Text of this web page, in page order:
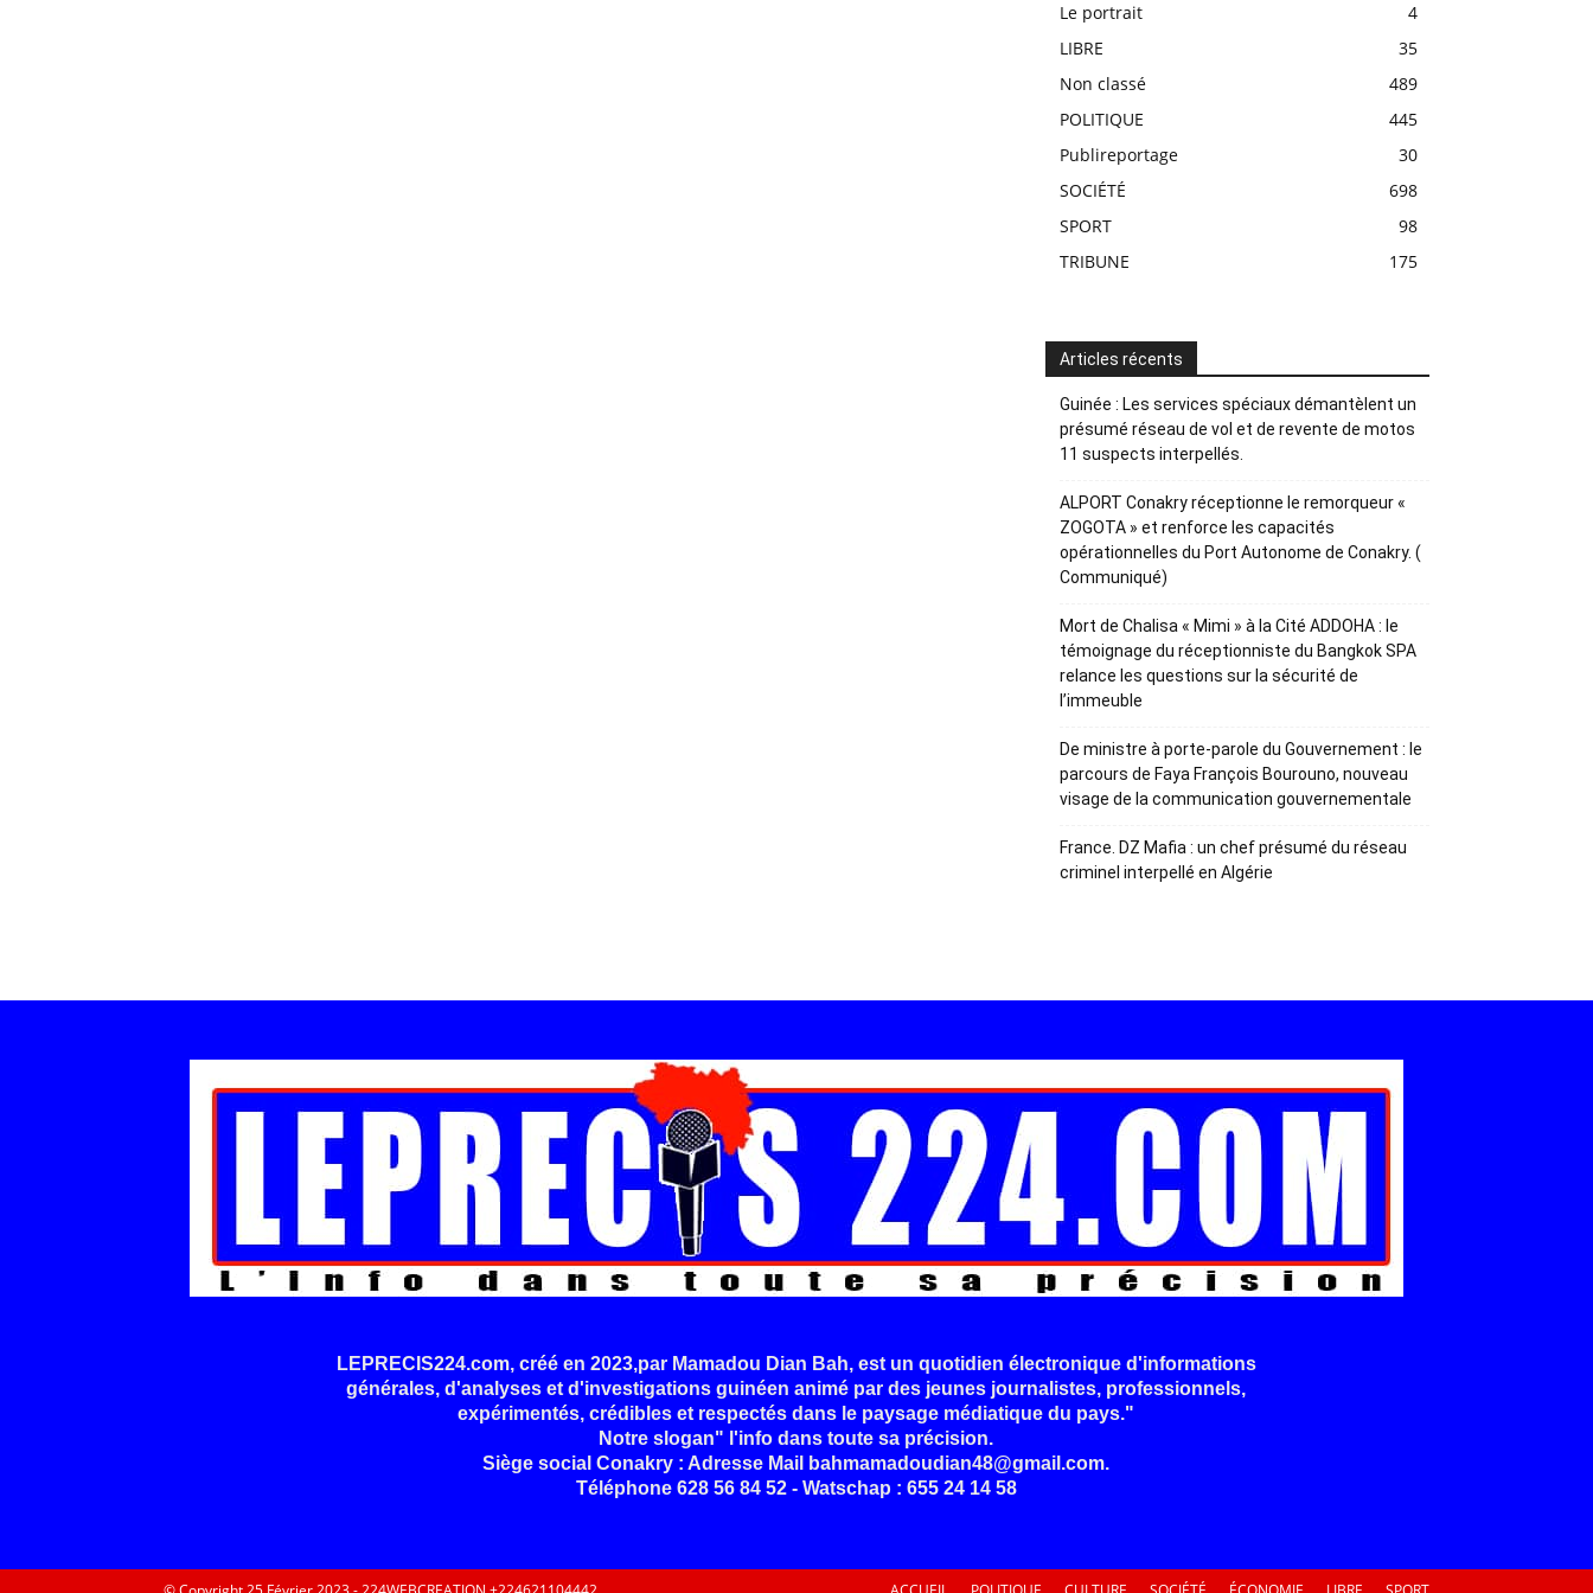
Le portrait
4
LIBRE
35
Non classé
489
POLITIQUE
445
Publireportage
30
SOCIÉTÉ
698
SPORT
98
TRIBUNE
175
Articles récents
Guinée : Les services spéciaux démantèlent un
présumé réseau de vol et de revente de motos
11 suspects interpellés.
ALPORT Conakry réceptionne le remorqueur «
ZOGOTA » et renforce les capacités
opérationnelles du Port Autonome de Conakry. (
Communiqué)
Mort de Chalisa « Mimi » à la Cité ADDOHA : le
témoignage du réceptionniste du Bangkok SPA
relance les questions sur la sécurité de
l’immeuble
De ministre à porte-parole du Gouvernement : le
parcours de Faya François Bourouno, nouveau
visage de la communication gouvernementale
France. DZ Mafia : un chef présumé du réseau
criminel interpellé en Algérie
LEPRECIS224.com, créé en 2023,par Mamadou Dian Bah, est un quotidien électronique d'informations
générales, d'analyses et d'investigations guinéen animé par des jeunes journalistes, professionnels,
expérimentés, crédibles et respectés dans le paysage médiatique du pays."
Notre slogan" l'info dans toute sa précision.
Siège social Conakry : Adresse Mail bahmamadoudian48@gmail.com.
Téléphone 628 56 84 52 - Watschap : 655 24 14 58